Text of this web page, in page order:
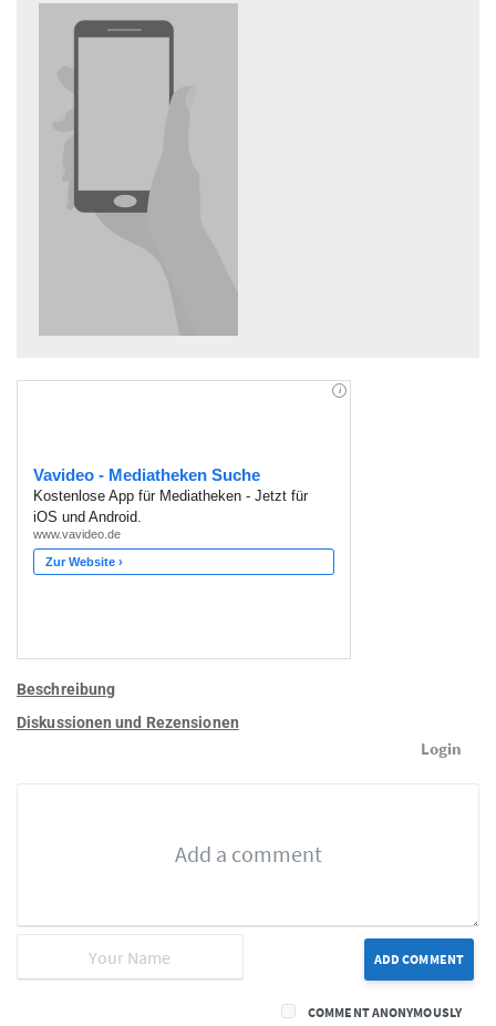
Beschreibung
Diskussionen und Rezensionen
Login
ADD COMMENT
COMMENT ANONYMOUSLY